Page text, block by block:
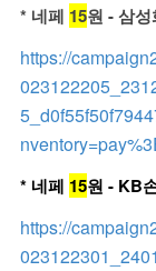
* 네페 15원 - 삼성
https://
* 네페 15원 - KB
https://